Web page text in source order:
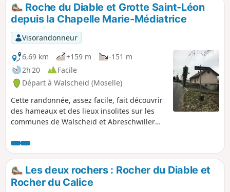
Roche du Diable et Grotte Saint-Léon
depuis la Chapelle Marie-Médiatrice
Visorandonneur
6,69 km
+159 m
-151 m
2h 20
Facile
Départ à Walscheid (Moselle)
Cette randonnée, assez facile, fait découvrir
des hameaux et des lieux insolites sur les
communes de Walscheid et Abreschwiller
lieu dit du Nonnebourg puis la route nous
mène vers la Chapelle du pape Saint-Léon IX
(1002-1054), puis vers la grotte Saint-Léon-
de-Walscheid pour admirer la vue sur le
village en contre bas.
Les deux rochers : Rocher du Diable et
Rocher du Calice